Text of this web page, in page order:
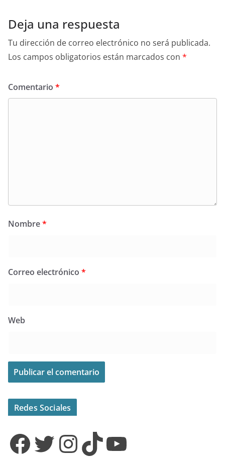
Deja una respuesta
Tu dirección de correo electrónico no será publicada.
Los campos obligatorios están marcados con *
Comentario *
Nombre*
Correo electrónico *
Web
Redes Sociales
Facebook Twitter InstagramTikTok YouTube